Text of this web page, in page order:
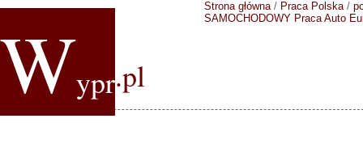
Wypr.pl
Strona główna/ Praca Polska/
SAMOCHODOWY Praca Auto